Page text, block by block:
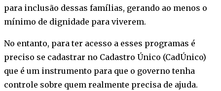
para inclusão dessas famílias, gerando ao menos o
mínimo de dignidade para viverem.
No entanto, para ter acesso a esses programas é
preciso se cadastrar no Cadastro Único (CadÚnico)
que é um instrumento para que o governo tenha
controle sobre quem realmente precisa de ajuda.